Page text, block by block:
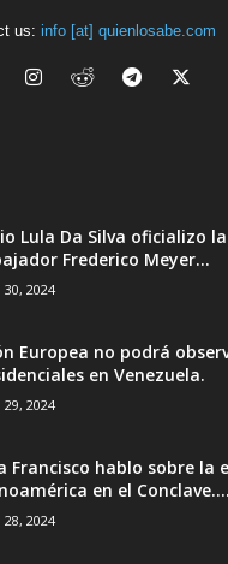
us: info [at] quienlosabe.com
Lula Da Silva oficializo
Frederico Meyer...
2024
Europea no podrá
en Venezuela.
2024
Francisco hablo sobre la
en el Conclave....
2024